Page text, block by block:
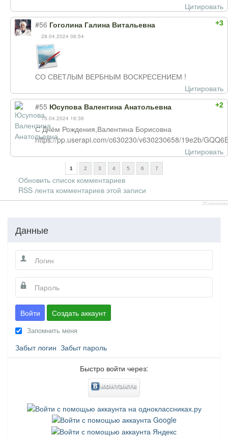
Цитировать
+3
#56 Гоголина Галина Витальевна
28.04.2024 06:54
СО СВЕТЛЫМ ВЕРБНЫМ ВОСКРЕСЕНИЕМ !
Цитировать
+2
#55 Юсупова Валентина Анатольевна
15.04.2024 16:36
С Днём Рождения,Валентина Борисовна
https://pp.userapi.com/c630230/v630230658/19e2b/
Цитировать
1 2 3 4 5 6 7
Обновить список комментариев
RSS лента комментариев этой записи
JComments
Данные
Войти Создать аккаунт
Запомнить меня
Забыт логин Забыт пароль
Быстро войти через: